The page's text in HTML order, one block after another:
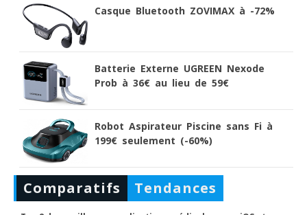
Casque Bluetooth ZOVIMAX à -72%
Batterie Externe UGREEN Nexode
Prob à 36€ au lieu de 59€
Robot Aspirateur Piscine sans Fi à
199€ seulement (-60%)
Comparatifs Tendances